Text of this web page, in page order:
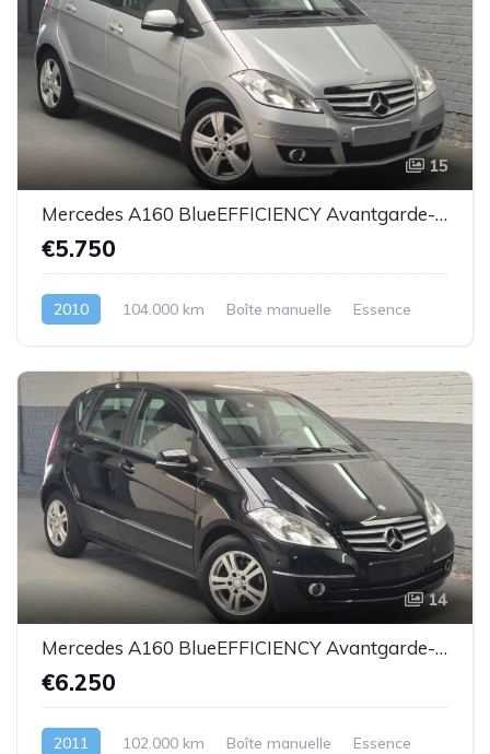
15
Mercedes A160 BlueEFFICIENCY Avantgarde-essence -2010-104.000km-Top état -Garantie
€5.750
2010 104.000 km Boîte manuelle Essence
14
Mercedes A160 BlueEFFICIENCY Avantgarde-essence -08/2011-102.000km-Top état -Garantie
€6.250
2011 102.000 km Boîte manuelle Essence